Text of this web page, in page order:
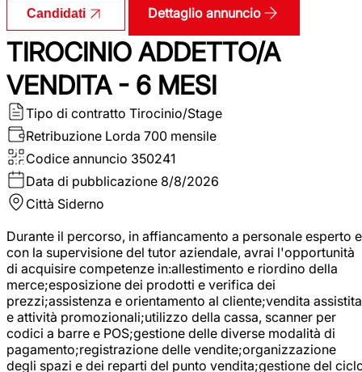
Candidati Dettaglio annuncio
TIROCINIO ADDETTO/A
VENDITA - 6 MESI
Tipo di contratto Tirocinio/Stage
Retribuzione Lorda 700 mensile
Codice annuncio 350241
Data di pubblicazione 8/8/2026
Città Siderno
Durante il percorso, in affiancamento a personale esperto e
con la supervisione del tutor aziendale, avrai l'opportunità
di acquisire competenze in:allestimento e riordino della
merce;esposizione dei prodotti e verifica dei
prezzi;assistenza e orientamento al cliente;vendita assistita
e attività promozionali;utilizzo della cassa, scanner per
codici a barre e POS;gestione delle diverse modalità di
pagamento;registrazione delle vendite;organizzazione
degli spazi e dei reparti del punto vendita;gestione del